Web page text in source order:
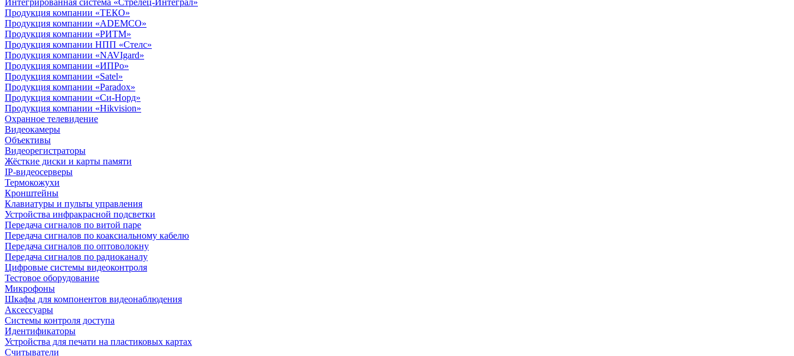
Интегрированная система «Стрелец-Интеграл»
Продукция компании «ТЕКО»
Продукция компании «ADEMCO»
Продукция компании «РИТМ»
Продукция компании НПП «Стелс»
Продукция компании «NAVIgard»
Продукция компании «ИПРо»
Продукция компании «Satel»
Продукция компании «Paradox»
Продукция компании «Си-Норд»
Продукция компании «Hikvision»
Охранное телевидение
Видеокамеры
Объективы
Видеорегистраторы
Жёсткие диски и карты памяти
IP-видеосерверы
Термокожухи
Кронштейны
Клавиатуры и пульты управления
Устройства инфракрасной подсветки
Передача сигналов по витой паре
Передача сигналов по коаксиальному кабелю
Передача сигналов по оптоволокну
Передача сигналов по радиоканалу
Цифровые системы видеоконтроля
Тестовое оборудование
Микрофоны
Шкафы для компонентов видеонаблюдения
Аксессуары
Системы контроля доступа
Идентификаторы
Устройства для печати на пластиковых картах
Считыватели